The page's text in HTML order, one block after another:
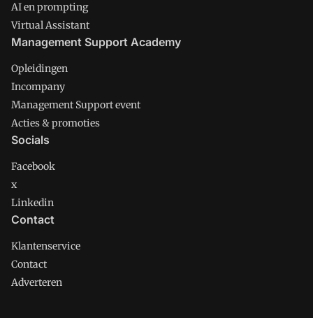
AI en prompting
Virtual Assistant
Management Support Academy
Opleidingen
Incompany
Management Support event
Acties & promoties
Socials
Facebook
x
Linkedin
Contact
Klantenservice
Contact
Adverteren